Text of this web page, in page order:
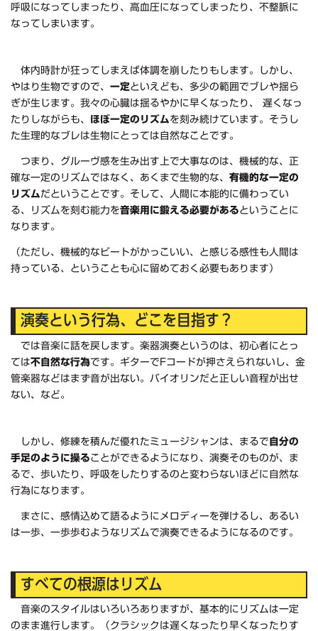
呼吸になってしまったり、高血圧になってしまったり、不整脈に
なってしまいます。
体内時計が狂ってしまえば体調を崩したりもします。しかし、
やはり生物ですので、 一定といえども、多少の範囲でブレや揺ら
ぎが生じます。我々の心臓は揺るやかに早くなったり、 遅くなっ
たりしながらも、 ほぼ一定のリズムを刻み続けています。そうし
た生理的なブレは生物にとっては自然なことです。
つまり、グルーヴ感を生み出す上で大事なのは、機械的な、正
確な一定のリズムではなく、あくまで生物的な、 有機的な一定の
リズムだということです。そして、人間に本能的に備わってい
る、リズムを刻む能力を音楽用に鍛える必要があるということに
なります。
（ただし、機械的なビートがかっこいい、と感じる感性も人間は
持っている、ということも心に留めておく必要もあります）
演奏という行為、どこを目指す？
では音楽に話を戻します。楽器演奏というのは、初心者にとっ
ては不自然な行為です。ギターでFコードが押さえられないし、金
管楽器などはまず音が出ない。バイオリンだと正しい音程が出せ
ない、など。
しかし、修練を積んだ優れたミュージシャンは、まるで自分の
手足のように操ることができるようになり、演奏そのものが、ま
るで、歩いたり、呼吸をしたりするのと変わらないほどに自然な
行為になります。
まさに、感情込めて語るようにメロディーを弾けるし、あるい
は一歩、一歩歩むようなリズムで演奏できるようになるのです。
すべての根源はリズム
音楽のスタイルはいろいろありますが、基本的にリズムは一定
のまま進行します。（クラシックは遅くなったり早くなったりす